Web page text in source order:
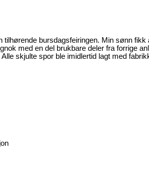
tilhørende bursdagsfeiringen. Min sønn
med en del brukbare deler fra forrige
skjulte spor ble imidlertid lagt med